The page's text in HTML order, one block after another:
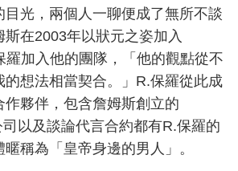
目光，兩個人一聊便成了無所不談
在2003年以狀元之姿加入
羅加入他的團隊，「他的觀點從不
的想法相當契合。」R.保羅從此成
作夥伴，包含詹姆斯創立的
司以及談論代言合約都有R.保羅的
稱為「皇帝身邊的男人」。